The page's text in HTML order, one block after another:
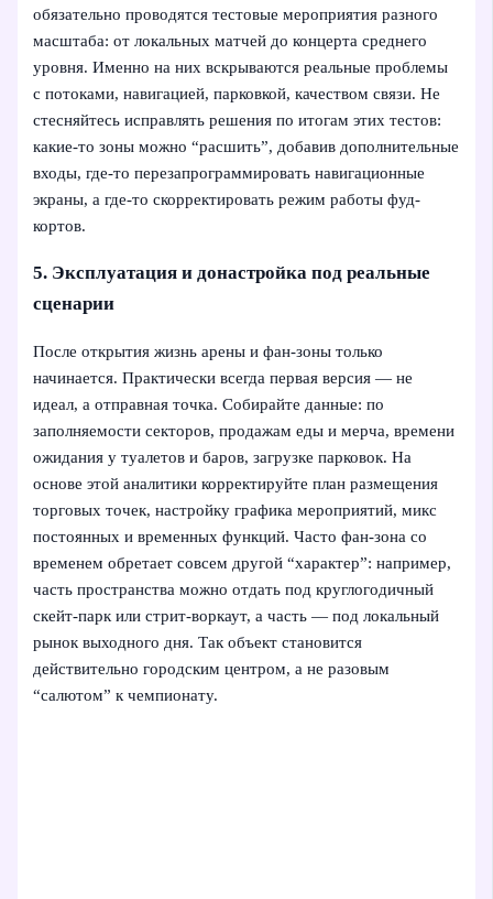
обязательно проводятся тестовые мероприятия разного
масштаба: от локальных матчей до концерта среднего
уровня. Именно на них вскрываются реальные проблемы
с потоками, навигацией, парковкой, качеством связи. Не
стесняйтесь исправлять решения по итогам этих тестов:
какие‑то зоны можно “расшить”, добавив дополнительные
входы, где‑то перезапрограммировать навигационные
экраны, а где‑то скорректировать режим работы фуд-
кортов.
5. Эксплуатация и донастройка под реальные
сценарии
После открытия жизнь арены и фан-зоны только
начинается. Практически всегда первая версия — не
идеал, а отправная точка. Собирайте данные: по
заполняемости секторов, продажам еды и мерча, времени
ожидания у туалетов и баров, загрузке парковок. На
основе этой аналитики корректируйте план размещения
торговых точек, настройку графика мероприятий, микс
постоянных и временных функций. Часто фан-зона со
временем обретает совсем другой “характер”: например,
часть пространства можно отдать под круглогодичный
скейт-парк или стрит-воркаут, а часть — под локальный
рынок выходного дня. Так объект становится
действительно городским центром, а не разовым
“салютом” к чемпионату.